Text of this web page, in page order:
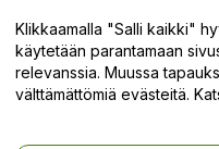
Tukikeskus / Ota
Klikkaamalla "Salli kaikki"
käytetään parantamaan
relevanssia. Muussa
välttämättömiä evästeitä.